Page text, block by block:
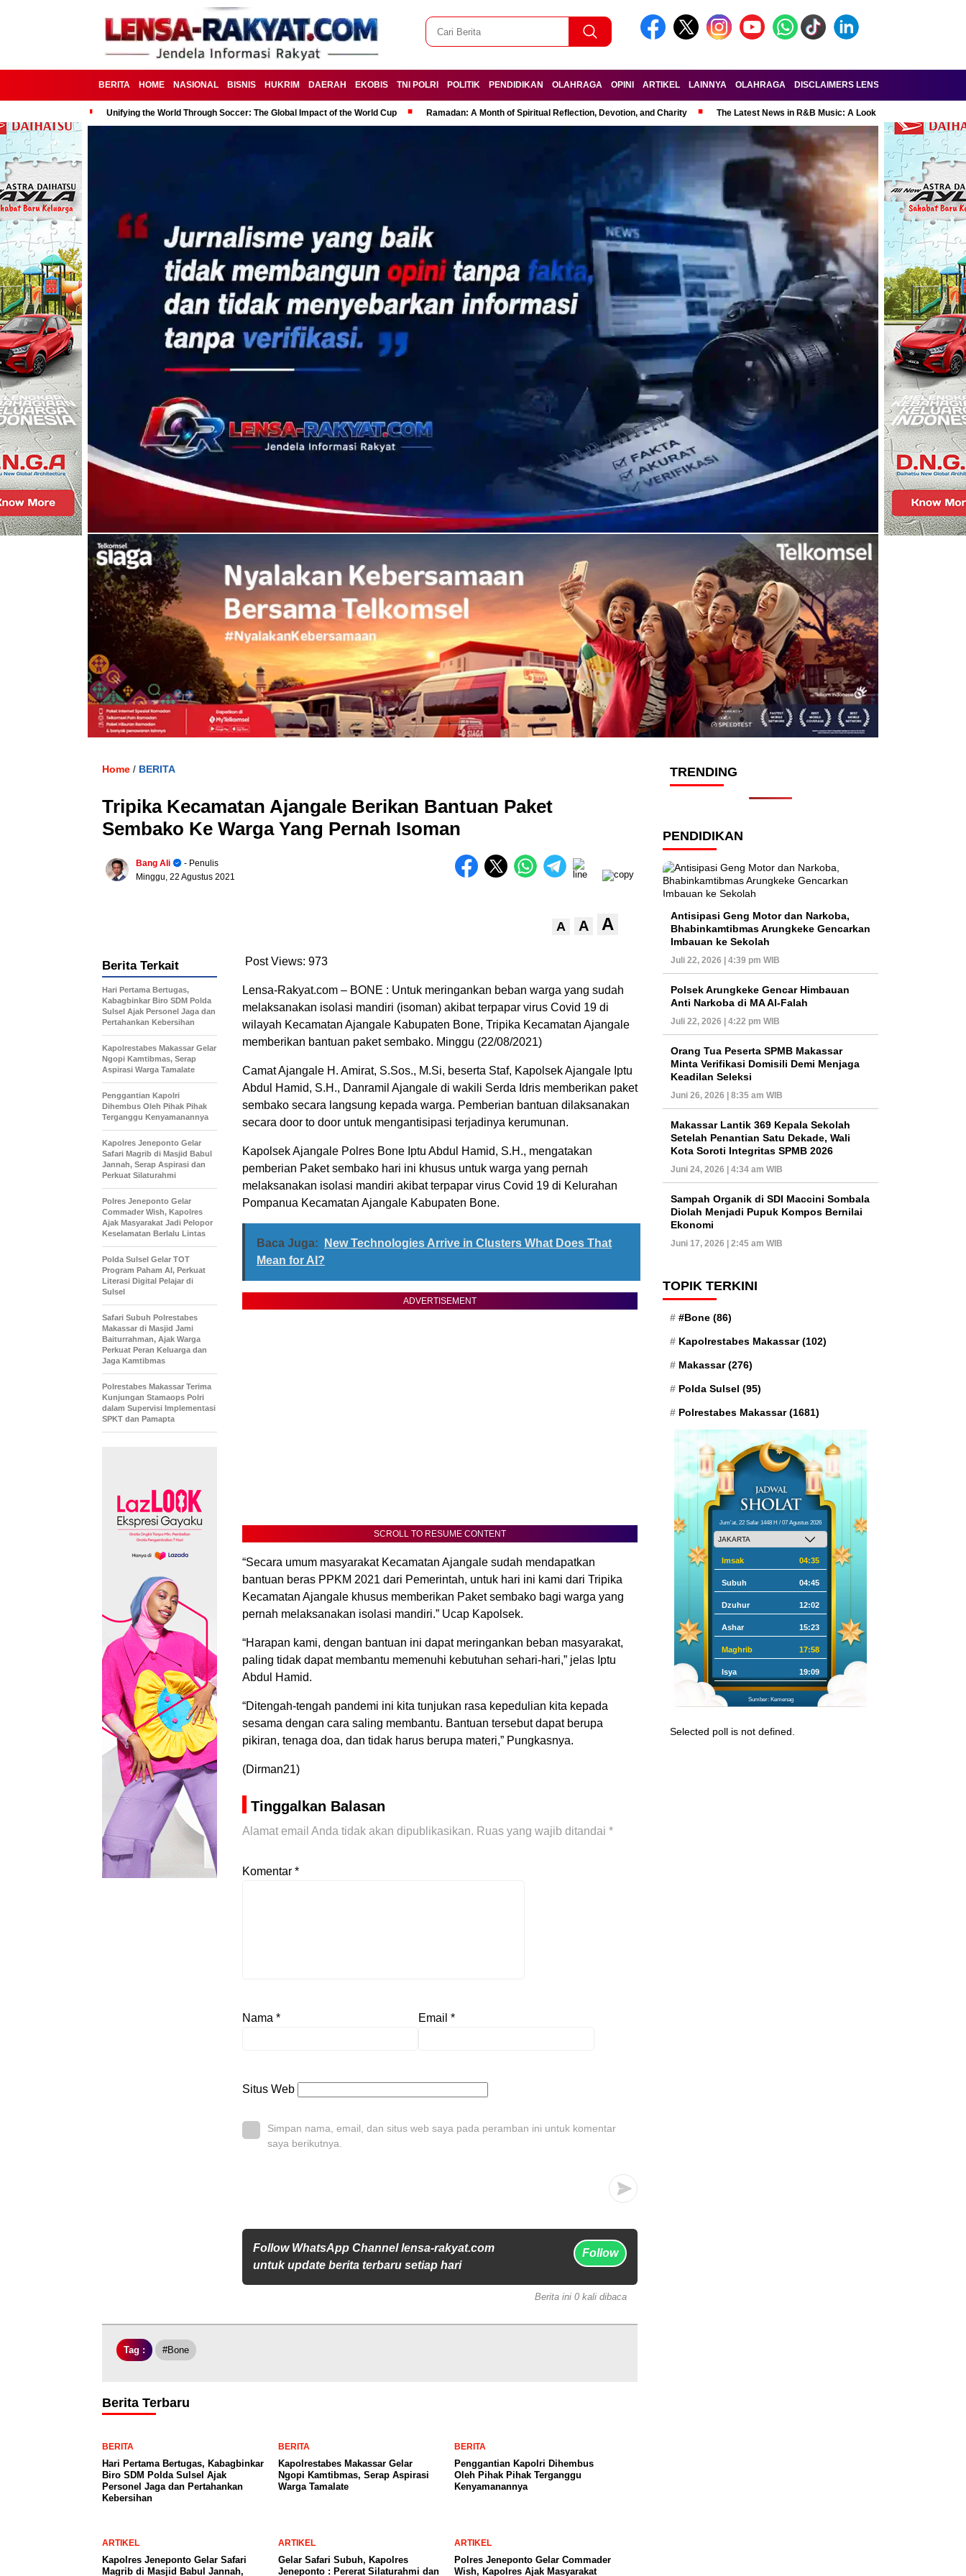
BERITA HOME NASIONAL BISNIS HUKRIM DAERAH EKOBIS TNI POLRI POLITIK PENDIDIKAN OLAHRAGA OPINI ARTIKEL LAINNYA OLAHRAGA DISCLAIMERS LENSA-RAKYAT.COM
Unifying the World Through Soccer: The Global Impact of the World Cup Ramadan: A Month of Spiritual Reflection, Devotion, and Charity The Latest News in R&B Music: A Look at Super Bowl
Home / BERITA
Tripika Kecamatan Ajangale Berikan Bantuan Paket
Sembako Ke Warga Yang Pernah Isoman
Bang Ali
- Penulis
Minggu, 22 Agustus 2021
A A A
Post Views: 973
Lensa-Rakyat.com – BONE : Untuk meringankan beban warga yang sudah
melaksanakan isolasi mandiri (isoman) akibat terpapar virus Covid 19 di
wilayah Kecamatan Ajangale Kabupaten Bone, Tripika Kecamatan Ajangale
memberikan bantuan paket sembako. Minggu (22/08/2021)
Camat Ajangale H. Amirat, S.Sos., M.Si, beserta Staf, Kapolsek Ajangale Iptu
Abdul Hamid, S.H., Danramil Ajangale di wakili Serda Idris memberikan paket
sembako secara langsung kepada warga. Pemberian bantuan dilaksanakan
secara door to door untuk mengantisipasi terjadinya kerumunan.
Kapolsek Ajangale Polres Bone Iptu Abdul Hamid, S.H., mengatakan
pemberian Paket sembako hari ini khusus untuk warga yang pernah
melaksanakan isolasi mandiri akibat terpapar virus Covid 19 di Kelurahan
Pompanua Kecamatan Ajangale Kabupaten Bone.
Baca Juga:
New Technologies Arrive in Clusters What Does That
Mean for AI?
ADVERTISEMENT
SCROLL TO RESUME CONTENT
“Secara umum masyarakat Kecamatan Ajangale sudah mendapatkan
bantuan beras PPKM 2021 dari Pemerintah, untuk hari ini kami dari Tripika
Kecamatan Ajangale khusus memberikan Paket sembako bagi warga yang
pernah melaksanakan isolasi mandiri.” Ucap Kapolsek.
“Harapan kami, dengan bantuan ini dapat meringankan beban masyarakat,
paling tidak dapat membantu memenuhi kebutuhan sehari-hari,” jelas Iptu
Abdul Hamid.
“Ditengah-tengah pandemi ini kita tunjukan rasa kepedulian kita kepada
sesama dengan cara saling membantu. Bantuan tersebut dapat berupa
pikiran, tenaga doa, dan tidak harus berupa materi,” Pungkasnya.
(Dirman21)
Tinggalkan Balasan
Alamat email Anda tidak akan dipublikasikan. Ruas yang wajib ditandai *
Komentar *
Nama * Email *
Situs Web
Simpan nama, email, dan situs web saya pada peramban ini untuk komentar
saya berikutnya.
Follow WhatsApp Channel lensa-rakyat.com
untuk update berita terbaru setiap hari
Follow
Berita Terkait
Hari Pertama Bertugas,
Kabagbinkar Biro SDM Polda
Sulsel Ajak Personel Jaga dan
Pertahankan Kebersihan
Kapolrestabes Makassar Gelar
Ngopi Kamtibmas, Serap
Aspirasi Warga Tamalate
Penggantian Kapolri
Dihembus Oleh Pihak Pihak
Terganggu Kenyamanannya
Kapolres Jeneponto Gelar
Safari Magrib di Masjid Babul
Jannah, Serap Aspirasi dan
Perkuat Silaturahmi
Polres Jeneponto Gelar
Commader Wish, Kapolres
Ajak Masyarakat Jadi Pelopor
Keselamatan Berlalu Lintas
Polda Sulsel Gelar TOT
Program Paham AI, Perkuat
Literasi Digital Pelajar di
Sulsel
Safari Subuh Polrestabes
Makassar di Masjid Jami
Baiturrahman, Ajak Warga
Perkuat Peran Keluarga dan
Jaga Kamtibmas
Polrestabes Makassar Terima
Kunjungan Stamaops Polri
dalam Supervisi Implementasi
SPKT dan Pamapta
Berita ini 0 kali dibaca
Tag : #Bone
Berita Terbaru
BERITA
Hari Pertama Bertugas, Kabagbinkar
Biro SDM Polda Sulsel Ajak
Personel Jaga dan Pertahankan
Kebersihan
BERITA
Kapolrestabes Makassar Gelar
Ngopi Kamtibmas, Serap Aspirasi
Warga Tamalate
BERITA
Penggantian Kapolri Dihembus
Oleh Pihak Pihak Terganggu
Kenyamanannya
ARTIKEL
Kapolres Jeneponto Gelar Safari
Magrib di Masjid Babul Jannah,
ARTIKEL
Gelar Safari Subuh, Kapolres
Jeneponto : Pererat Silaturahmi dan
ARTIKEL
Polres Jeneponto Gelar Commader
Wish, Kapolres Ajak Masyarakat
TRENDING
PENDIDIKAN
Antisipasi Geng Motor dan Narkoba,
Bhabinkamtibmas Arungkeke Gencarkan
Imbauan ke Sekolah
Juli 22, 2026 | 4:39 pm WIB
Polsek Arungkeke Gencar Himbauan
Anti Narkoba di MA Al-Falah
Juli 22, 2026 | 4:22 pm WIB
Orang Tua Peserta SPMB Makassar
Minta Verifikasi Domisili Demi Menjaga
Keadilan Seleksi
Juni 26, 2026 | 8:35 am WIB
Makassar Lantik 369 Kepala Sekolah
Setelah Penantian Satu Dekade, Wali
Kota Soroti Integritas SPMB 2026
Juni 24, 2026 | 4:34 am WIB
Sampah Organik di SDI Maccini Sombala
Diolah Menjadi Pupuk Kompos Bernilai
Ekonomi
Juni 17, 2026 | 2:45 am WIB
TOPIK TERKINI
#Bone (86)
Kapolrestabes Makassar(102)
Makassar(276)
Polda Sulsel (95)
Polrestabes Makassar(1681)
Jum'at, 22 Safar 1448 H / 07 Agustus 2026
Imsak 04:35
Subuh 04:45
Dzuhur 12:02
Ashar 15:23
Maghrib 17:58
Isya 19:09
Sumber: Kemenag
Selected poll is not defined.